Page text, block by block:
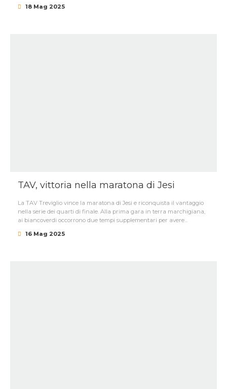
18 Mag 2025
TAV, vittoria nella maratona di Jesi
La TAV Treviglio vince la maratona di Jesi e riconquista il vantaggio
nella serie dei quarti di finale. Alla prima gara in terra marchigiana,
ai biancoverdi occorrono due tempi supplementari per avere...
16 Mag 2025